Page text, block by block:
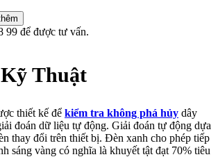
99 để được tư vấn.
Thuật
thiết kế để kiểm tra không phá hủy dây
đoán dữ liệu tự động. Giải đoán tự động dựa
thay đổi trên thiết bị. Đèn xanh cho phép tiếp
sáng vàng có nghĩa là khuyết tật đạt 70% tiêu